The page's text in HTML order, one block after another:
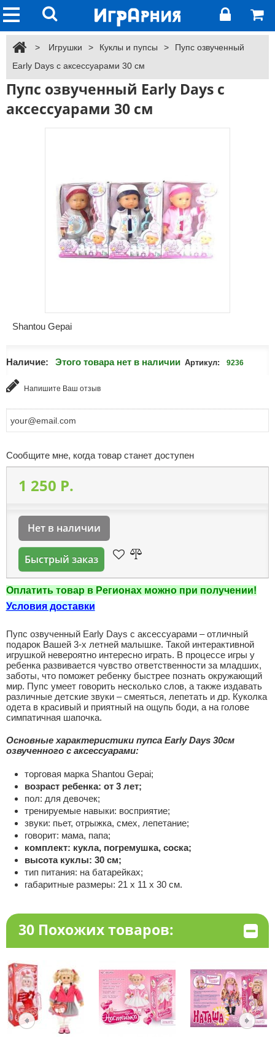
> Игрушки > Куклы и пупсы >
Пупс озвученный
Early Days с аксессуарами 30 см
Пупс озвученный Early Days с
аксессуарами 30 см
Shantou Gepai
Наличие: Этого товара нет в наличии Артикул: 9236
Напишите Ваш отзыв
Сообщите мне, когда товар станет доступен
1 250 P.
Нет в наличии
Быстрый заказ
Оплатить товар в Регионах можно при получении!
Условия доставки
Пупс озвученный Early Days с аксессуарами – отличный
подарок Вашей 3-х летней малышке. Такой интерактивной
игрушкой невероятно интересно играть. В процессе игры у
ребенка развивается чувство ответственности за младших,
заботы, что поможет ребенку быстрее познать окружающий
мир. Пупс умеет говорить несколько слов, а также издавать
различные детские звуки – смеяться, лепетать и др. Куколка
одета в красивый и приятный на ощупь боди, а на голове
симпатичная шапочка.
Основные характеристики пупса Early Days 30см
озвученного с аксессуарами:
торговая марка Shantou Gepai;
возраст ребенка: от 3 лет;
пол: для девочек;
тренируемые навыки: восприятие;
звуки: пьет, отрыжка, смех, лепетание;
говорит: мама, папа;
комплект: кукла, погремушка, соска;
высота куклы: 30 см;
тип питания: на батарейках;
габаритные размеры: 21 х 11 х 30 см.
30 Похожих товаров: